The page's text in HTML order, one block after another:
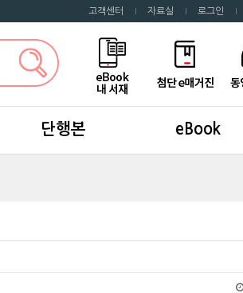
고객센터 자료실 로그인
단행본 eBook